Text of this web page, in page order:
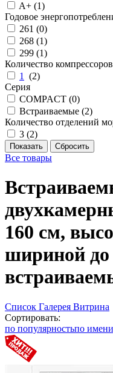
A+ (1)
Годовое
261 (0)
268 (1)
299 (1)
Количество компрессоров
1
(2)
Серия
COMPACT (0)
Встраиваемые (2)
Количество отделений
3 (2)
Все товары
160 см,
шириной до
Список Галерея Витрина
Сортировать:
по популярностьпо имени